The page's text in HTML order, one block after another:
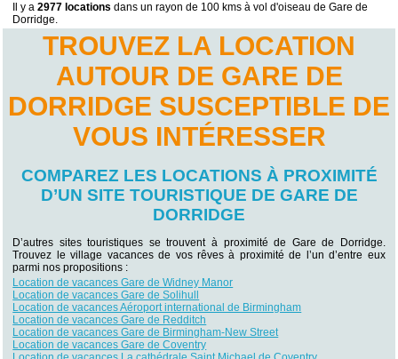
Il y a2977 locations dans un rayon de 100 kms à vol d'oiseau de Gare de
Dorridge.
TROUVEZ LA LOCATION
AUTOUR DE GARE DE
DORRIDGE SUSCEPTIBLE DE
VOUS INTÉRESSER
COMPAREZ LES LOCATIONS À PROXIMITÉ
D’UN SITE TOURISTIQUE DE GARE DE
DORRIDGE
D’autres sites touristiques se trouvent à proximité de Gare de Dorridge.
Trouvez le village vacances de vos rêves à proximité de l’un d’entre eux
parmi nos propositions :
Location de vacances Gare de Widney Manor
Location de vacances Gare de Solihull
Location de vacances Aéroport international de Birmingham
Location de vacances Gare de Redditch
Location de vacances Gare de Birmingham-New Street
Location de vacances Gare de Coventry